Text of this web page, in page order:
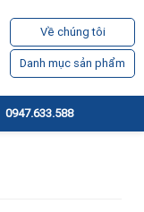
Về chúng tôi
Danh mục sản phẩm
0947.633.588